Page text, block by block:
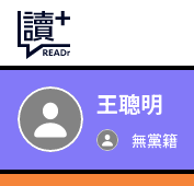
王聰明
無黨籍